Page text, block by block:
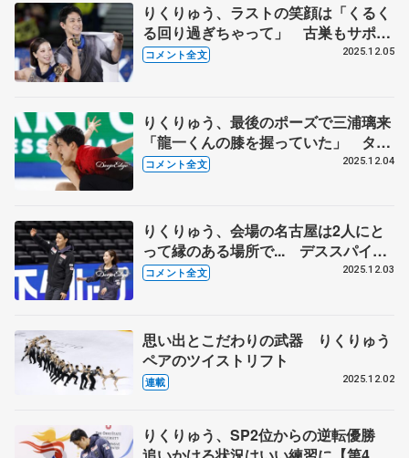
りくりゅう、ラストの笑顔は「くるく
る回り過ぎちゃって」 古巣もサポー
ト、五輪へ「こうして表彰台に戻りた
コメント全文 2025.12.05
りくりゅう、最後のポーズで三浦璃来
「龍一くんの膝を握っていた」 タイ
ミングがずれて手を付きそうになり、
コメント全文 2025.12.04
りくりゅう、会場の名古屋は2人にと
って縁のある場所で... デススパイラ
ルのレベル確認は「0から数えるみた
コメント全文 2025.12.03
思い出とこだわりの武器 りくりゅう
ペアのツイストリフト
連載 2025.12.02
りくりゅう、SP2位からの逆転優勝